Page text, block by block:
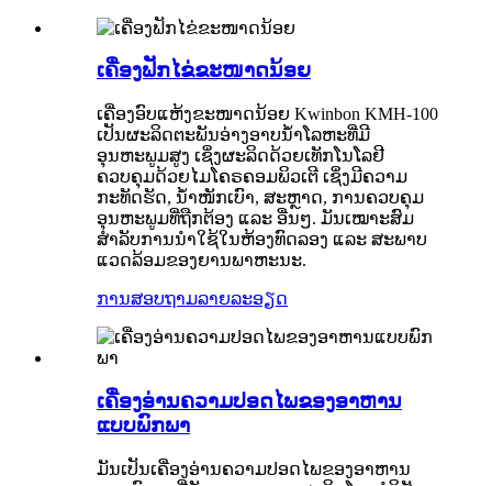
ເຄື່ອງຟັກໄຂ່ຂະໜາດນ້ອຍ
ເຄື່ອງອົບແຫ້ງຂະໜາດນ້ອຍ Kwinbon KMH-100
ເປັນຜະລິດຕະພັນອ່າງອາບນ້ຳໂລຫະທີ່ມີ
ອຸນຫະພູມສູງ ເຊິ່ງຜະລິດດ້ວຍເທັກໂນໂລຢີ
ຄວບຄຸມດ້ວຍໄມໂຄຣຄອມພິວເຕີ ເຊິ່ງມີຄວາມ
ກະທັດຮັດ, ນ້ຳໜັກເບົາ, ສະຫຼາດ, ການຄວບຄຸມ
ອຸນຫະພູມທີ່ຖືກຕ້ອງ ແລະ ອື່ນໆ. ມັນເໝາະສົມ
ສຳລັບການນຳໃຊ້ໃນຫ້ອງທົດລອງ ແລະ ສະພາບ
ແວດລ້ອມຂອງຍານພາຫະນະ.
ການສອບຖາມລາຍລະອຽດ
ເຄື່ອງອ່ານຄວາມປອດໄພຂອງອາຫານ
ແບບພົກພາ
ມັນເປັນເຄື່ອງອ່ານຄວາມປອດໄພຂອງອາຫານ